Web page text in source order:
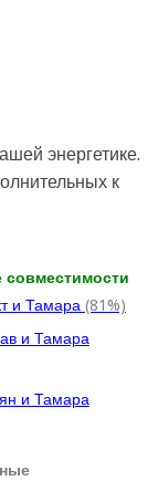
энергетике.
к
и Тамара (81%)
и Тамара
и Тамара